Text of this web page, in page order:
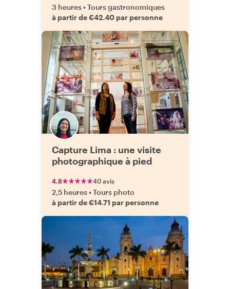
3 heures•Tours gastronomiques
à partir de €42.40 par personne
Capture Lima : une visite
photographique à pied
4.8 40 avis
2,5 heures•Tours photo
à partir de €14.71 par personne